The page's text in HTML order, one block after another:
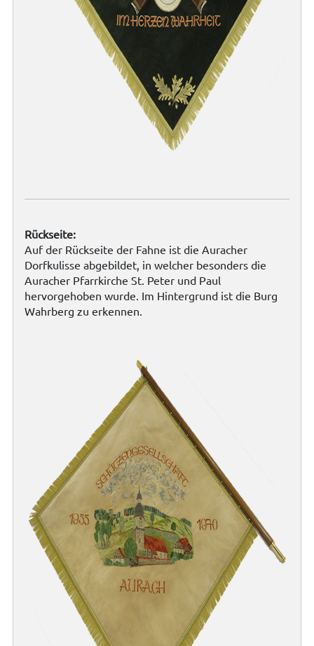
Rückseite:
Auf der Rückseite der Fahne ist die Auracher
Dorfkulisse abgebildet, in welcher besonders die
Auracher Pfarrkirche St. Peter und Paul
hervorgehoben wurde. Im Hintergrund ist die Burg
Wahrberg zu erkennen.